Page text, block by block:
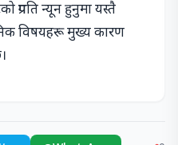
प्रगति न्यून हुनुमा यस्तै
विषयहरू मुख्य कारण